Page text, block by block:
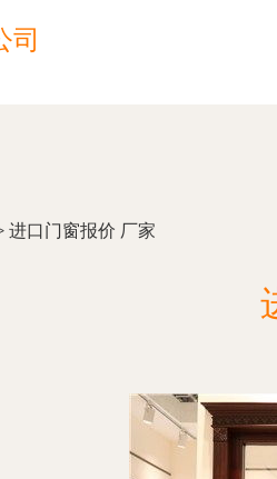
司
进口门窗报价 厂家